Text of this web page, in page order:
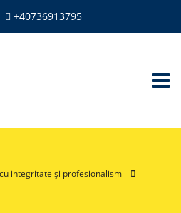
+40736913795
integritate și profesionalism